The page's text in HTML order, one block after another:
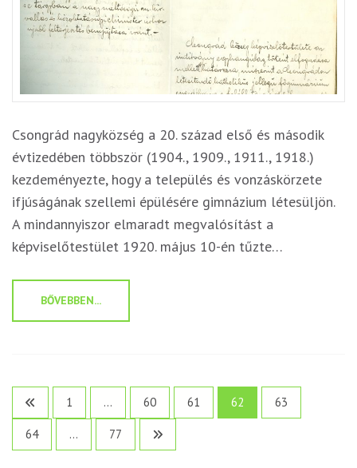
Csongrád nagyközség a 20. század első és második
évtizedében többször (1904., 1909., 1911., 1918.)
kezdeményezte, hogy a település és vonzáskörzete
ifjúságának szellemi épülésére gimnázium létesüljön.
A mindannyiszor elmaradt megvalósítást a
képviselőtestület 1920. május 10-én tűzte…
BŐVEBBEN...
Bejegyzések
lapozása
1 … 60 61 62 63
64 … 77